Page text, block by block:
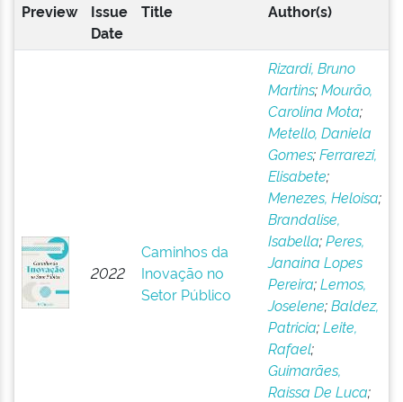
Preview
Issue
Date
Title Author(s)
2022
Caminhos da
Inovação no
Setor Público
Rizardi, Bruno
Martins;Mourão,
Carolina Mota;
Metello, Daniela
Gomes;Ferrarezi,
Elisabete;
Menezes, Heloisa;
Brandalise,
Isabella;Peres,
Janaina Lopes
Pereira;Lemos,
Joselene;Baldez,
Patricia;Leite,
Rafael;
Guimarães,
Raissa De Luca;